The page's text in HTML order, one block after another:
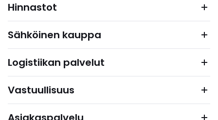
Hinnastot
Sähköinen kauppa
Logistiikan palvelut
Vastuullisuus